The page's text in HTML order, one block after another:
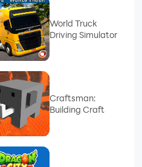
World Truck
Driving Simulator
Craftsman:
Building Craft